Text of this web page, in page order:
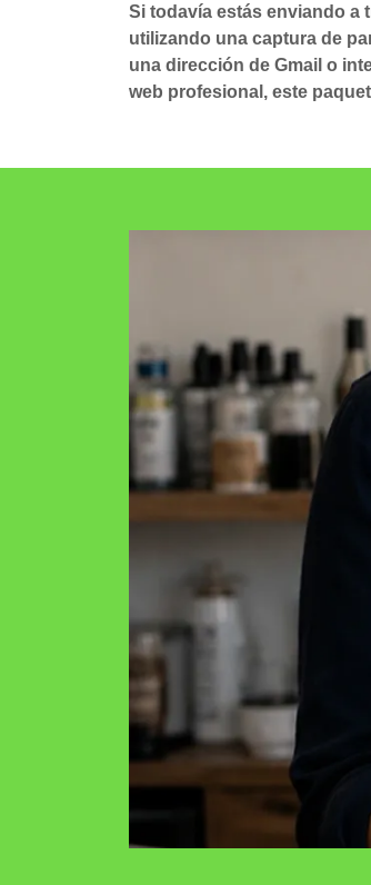
Si todavía estás enviando a
utilizando una captura de
una dirección de Gmail o
web profesional, este